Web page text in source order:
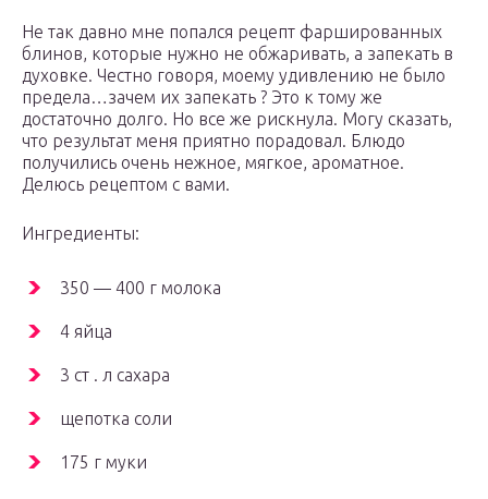
Не так давно мне попался рецепт фаршированных
блинов, которые нужно не обжаривать, а запекать в
духовке. Честно говоря, моему удивлению не было
предела…зачем их запекать ? Это к тому же
достаточно долго. Но все же рискнула. Могу сказать,
что результат меня приятно порадовал. Блюдо
получились очень нежное, мягкое, ароматное.
Делюсь рецептом с вами.
Ингредиенты:
350 — 400 г молока
4 яйца
3 ст . л сахара
щепотка соли
175 г муки